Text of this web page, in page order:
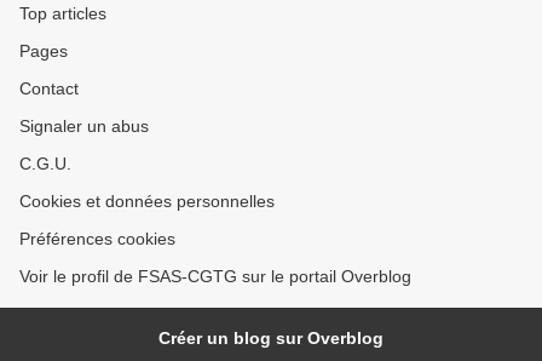
Top articles
Pages
Contact
Signaler un abus
C.G.U.
Cookies et données personnelles
Préférences cookies
Voir le profil de FSAS-CGTG sur le portail Overblog
Créer un blog sur Overblog